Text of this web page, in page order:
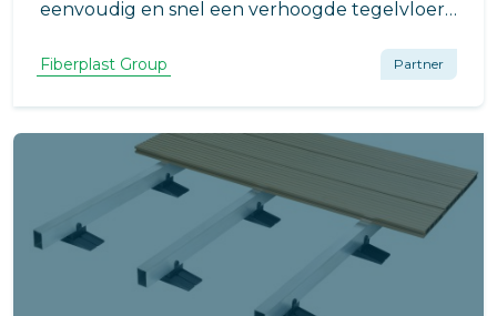
eenvoudig en snel een verhoogde tegelvloer
gebruik te nemen en zeer bestendig tegen
Fiberplast Group Partner